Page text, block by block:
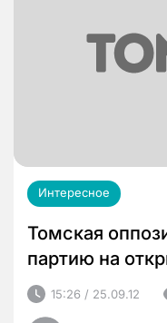
Интересное
Томская
партию на
15:26 / 25.09.12